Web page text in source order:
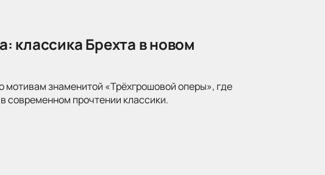
классика Брехта в новом
знаменитой «Трёхгрошовой оперы», где
современном прочтении классики.